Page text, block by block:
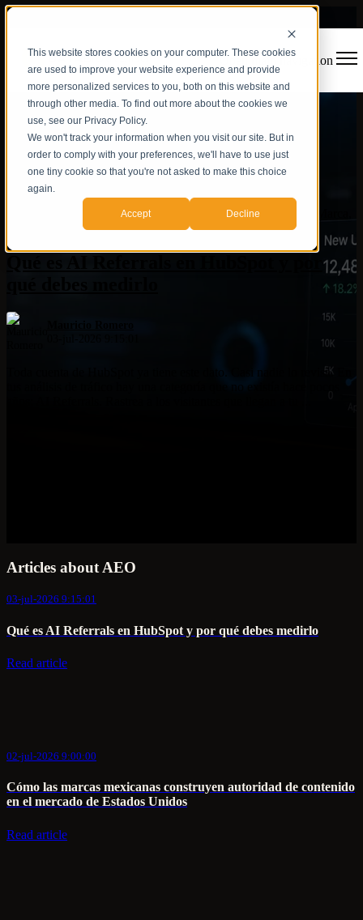
This website stores cookies on your computer. These cookies
are used to improve your website experience and provide
more personalized services to you, both on this website and
through other media. To find out more about the cookies we
use, see our Privacy Policy.
We won't track your information when you visit our site. But in
order to comply with your preferences, we'll have to use just
one tiny cookie so that you're not asked to make this choice
again.
Accept Decline
Open main navigation
Visibilidad de IA AEO, Autoridad de Marca
Toda cuenta de HubSpot ya tiene este dato. Casi nadie lo revisa. En
Articles about AEO
03-jul-2026 9:15:01
Qué es AI Referrals en HubSpot y por qué debes medirlo
Read article
02-jul-2026 9:00:00
Cómo las marcas mexicanas construyen autoridad de contenido
en el mercado de Estados Unidos
Read article